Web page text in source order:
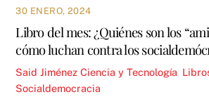
30 ENERO, 2024
Libro del mes: ¿Quiénes son los
cómo luchan contra los
Said Jiménez Ciencia y Tecnología
Socialdemocracia